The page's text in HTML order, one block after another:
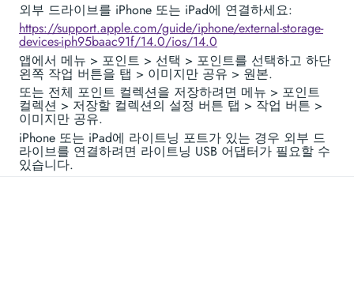
외부 드라이브를 iPhone 또는 iPad에 연결하세요:
https://support.apple.com/guide/iphone/external-storage-
devices-iph95baac91f/14.0/ios/14.0
앱에서 메뉴 > 포인트 > 선택 > 포인트를 선택하고 하단
왼쪽 작업 버튼을 탭 > 이미지만 공유 > 원본.
또는 전체 포인트 컬렉션을 저장하려면 메뉴 > 포인트
컬렉션 > 저장할 컬렉션의 설정 버튼 탭 > 작업 버튼 >
이미지만 공유.
iPhone 또는 iPad에 라이트닝 포트가 있는 경우 외부 드
라이브를 연결하려면 라이트닝 USB 어댑터가 필요할 수
있습니다.